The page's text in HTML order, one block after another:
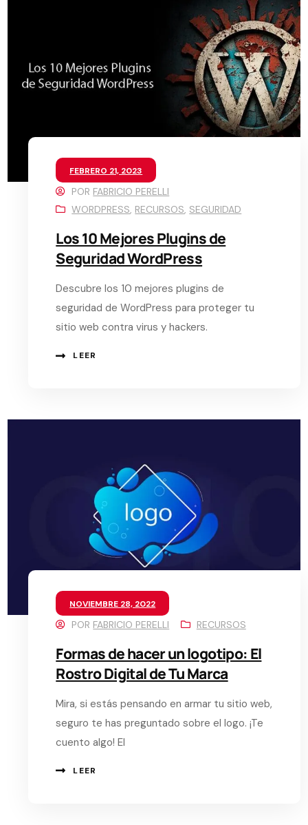
FEBRERO 21, 2023
POR FABRICIO PERELLI
WORDPRESS, RECURSOS, SEGURIDAD
Los 10 Mejores Plugins de
Seguridad WordPress
Descubre los 10 mejores plugins de
seguridad de WordPress para proteger tu
sitio web contra virus y hackers.
LEER
NOVIEMBRE 28, 2022
POR FABRICIO PERELLI RECURSOS
Formas de hacer un logotipo: El
Rostro Digital de Tu Marca
Mira, si estás pensando en armar tu sitio web,
seguro te has preguntado sobre el logo. ¡Te
cuento algo! El
LEER